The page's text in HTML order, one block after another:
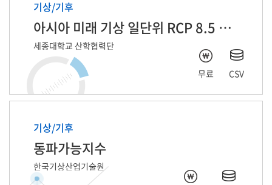
기상/기후
아시아 미래 기상 일단위 RCP 8.5 자료
세종대학교 산학협력단
무료 CSV
기상/기후
동파가능지수
한국기상산업기술원